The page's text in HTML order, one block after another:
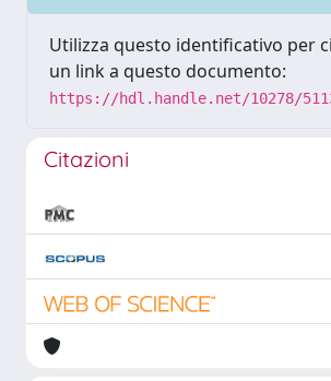
Utilizza questo identificativo per
un link a questo documento:
https://hdl.handle.net/10278/
Citazioni